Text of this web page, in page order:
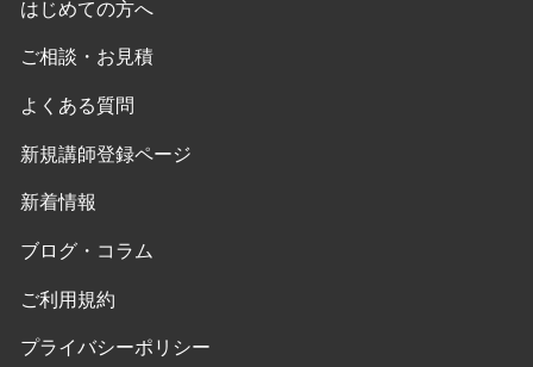
はじめての方へ
ご相談・お見積
よくある質問
新規講師登録ページ
新着情報
ブログ・コラム
ご利用規約
プライバシーポリシー